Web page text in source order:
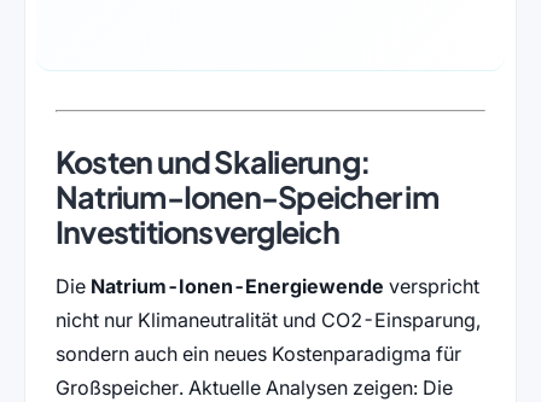
Kosten und Skalierung:
Natrium-Ionen-Speicher im
Investitionsvergleich
Die Natrium-Ionen-Energiewende verspricht
nicht nur Klimaneutralität und CO2-Einsparung,
sondern auch ein neues Kostenparadigma für
Großspeicher. Aktuelle Analysen zeigen: Die